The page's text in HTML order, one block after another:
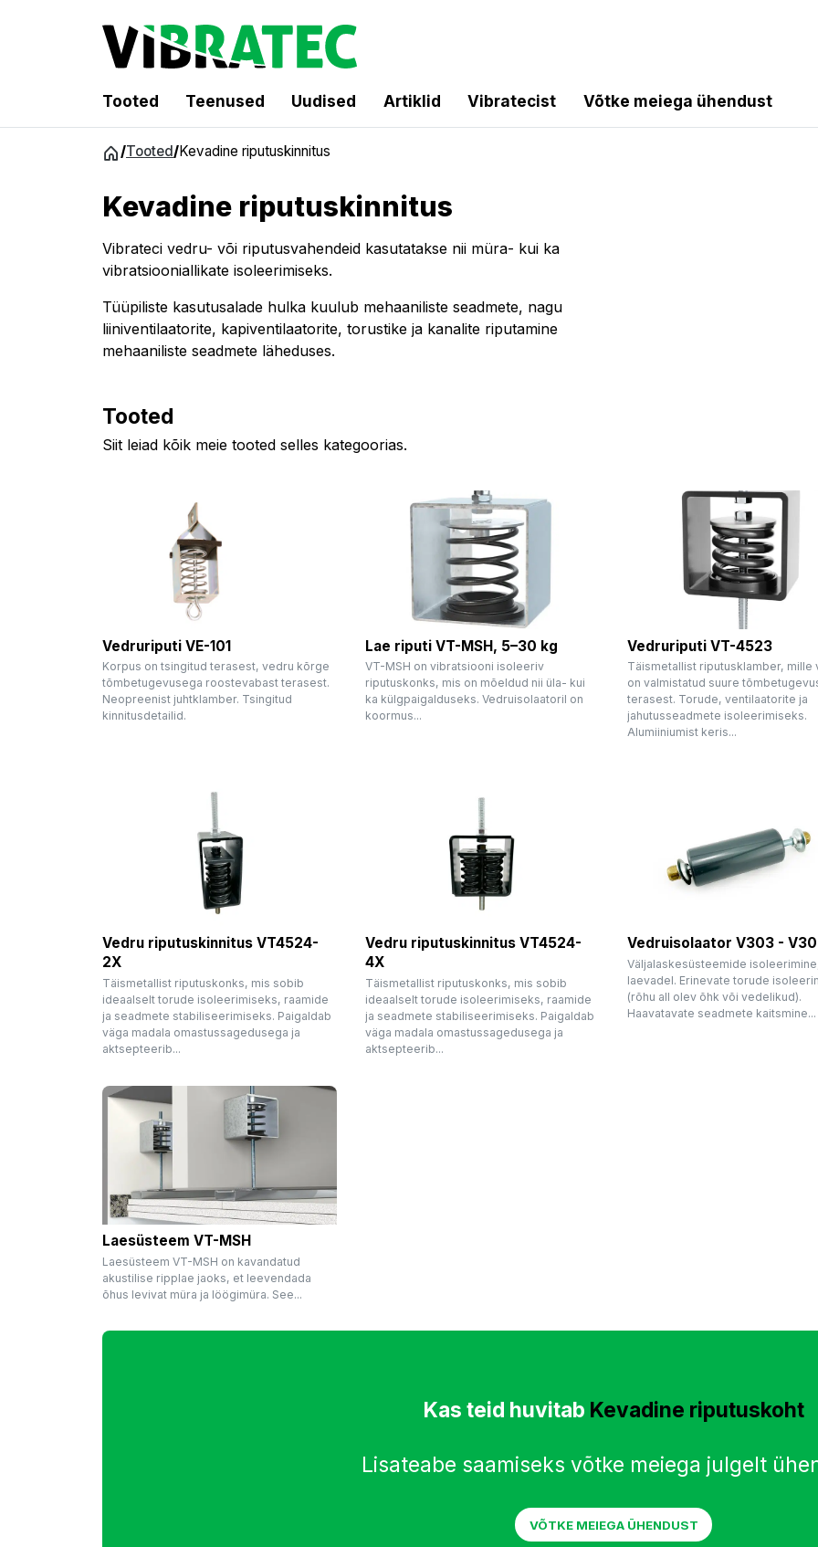
Tooted Teenused Uudised Artiklid Vibratecist Võtke meiega ühendust
/Tooted/Kevadine riputuskinnitus
Kevadine riputuskinnitus
Vibrateci vedru- või riputusvahendeid kasutatakse nii müra- kui ka
vibratsiooniallikate isoleerimiseks.
Tüüpiliste kasutusalade hulka kuulub mehaaniliste seadmete, nagu
liiniventilaatorite, kapiventilaatorite, torustike ja kanalite riputamine
mehaaniliste seadmete läheduses.
Tooted
Siit leiad kõik meie tooted selles kategoorias.
Vedruriputi VE-101
Korpus on tsingitud terasest, vedru kõrge
tõmbetugevusega roostevabast terasest.
Neopreenist juhtklamber. Tsingitud
kinnitusdetailid.
Lae riputi VT-MSH, 5–30 kg
VT-MSH on vibratsiooni isoleeriv
riputuskonks, mis on mõeldud nii üla- kui
ka külgpaigalduseks. Vedruisolaatoril on
koormus...
Vedruriputi VT-4523
Täismetallist riputusklamber, mille
on valmistatud suure
terasest. Torude, ventilaatorite ja
jahutusseadmete isoleerimiseks.
Alumiiniumist keris...
Vedru riputuskinnitus VT4524-
2X
Täismetallist riputuskonks, mis sobib
ideaalselt torude isoleerimiseks, raamide
ja seadmete stabiliseerimiseks. Paigaldab
väga madala omastussagedusega ja
aktsepteerib...
Vedru riputuskinnitus VT4524-
4X
Täismetallist riputuskonks, mis sobib
ideaalselt torude isoleerimiseks, raamide
ja seadmete stabiliseerimiseks. Paigaldab
väga madala omastussagedusega ja
aktsepteerib...
Vedruisolaator V303 -
Väljalaskesüsteemide
laevadel. Erinevate torude
(rõhu all olev õhk või vedelikud).
Haavatavate seadmete kaitsmine...
Laesüsteem VT-MSH
Laesüsteem VT-MSH on kavandatud
akustilise ripplae jaoks, et leevendada
õhus levivat müra ja löögimüra. See...
Kas teid huvitab Kevadine riputuskoht
Lisateabe saamiseks võtke meiega julgelt
VÕTKE MEIEGA ÜHENDUST